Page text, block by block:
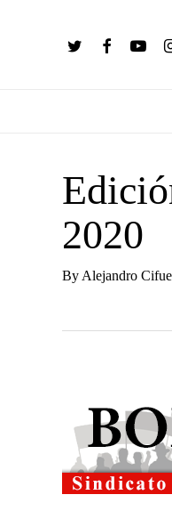
twitter facebookyoutube
2020
By Alejandro